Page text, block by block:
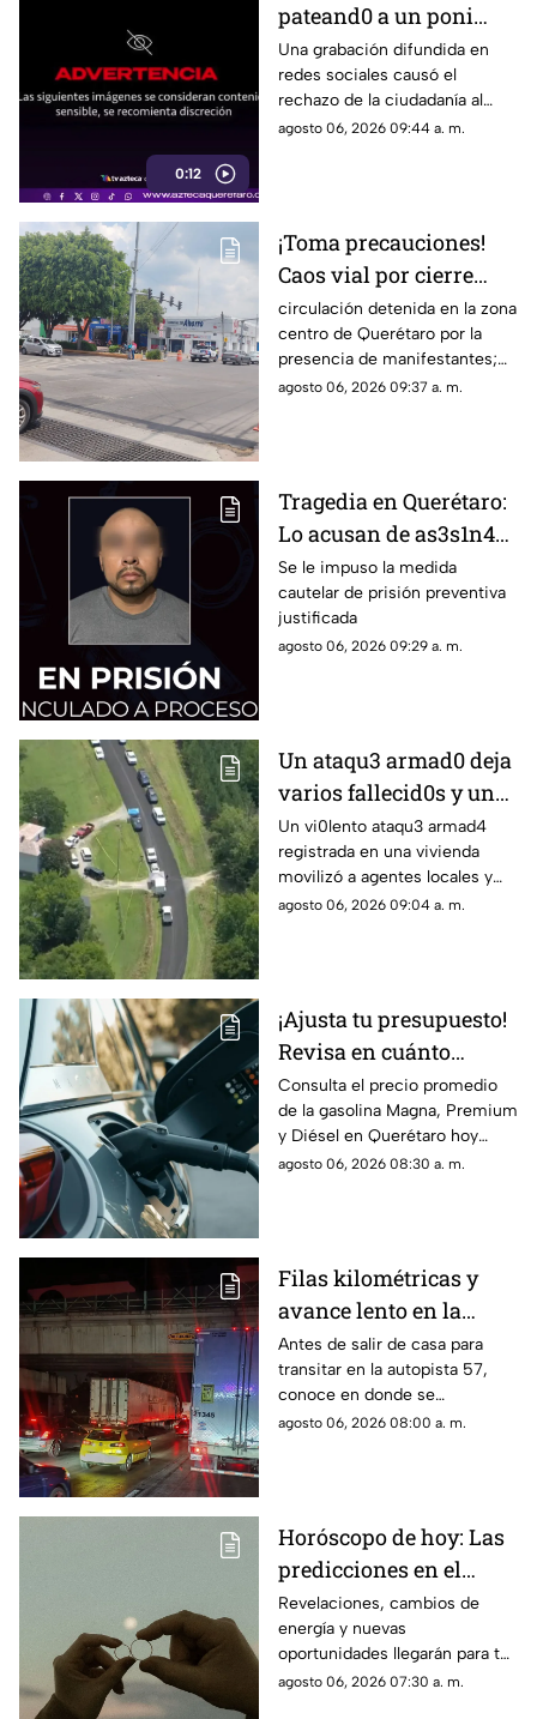
0:12
pateand0 a un poni
crea indignación en
redes
Una grabación difundida en
redes sociales causó el
rechazo de la ciudadanía al
mostrar el momento en que
agosto 06, 2026 09:44 a. m.
¡Toma precauciones!
Caos vial por cierre
total en importante
calle del Centro
Histórico de Querétaro
circulación detenida en la zona
centro de Querétaro por la
presencia de manifestantes;
Consulta las calles afectadas y
agosto 06, 2026 09:37 a. m.
Tragedia en Querétaro:
Lo acusan de as3s1n4r
al exesposo de su
pareja
Se le impuso la medida
cautelar de prisión preventiva
justificada
agosto 06, 2026 09:29 a. m.
Un ataqu3 armad0 deja
varios fallecid0s y un
herido en una
vivienda: esto es lo que
han confirmado las
autoridades
Un vi0lento ataqu3 armad4
registrada en una vivienda
movilizó a agentes locales y
estatales; se confirman varias
agosto 06, 2026 09:04 a. m.
¡Ajusta tu presupuesto!
Revisa en cuánto
amanece el litro de
gasolina este jueves
Consulta el precio promedio
de la gasolina Magna, Premium
y Diésel en Querétaro hoy
jueves 6 de agosto
agosto 06, 2026 08:30 a. m.
Filas kilométricas y
avance lento en la
autopista 57: los tramos
colapsados este jueves
6 de agosto
Antes de salir de casa para
transitar en la autopista 57,
conoce en donde se
encuentran las zonas más
agosto 06, 2026 08:00 a. m.
Horóscopo de hoy: Las
predicciones en el
amor, dinero y salud
para cada signo
Revelaciones, cambios de
energía y nuevas
oportunidades llegarán para tu
signo en el horóscopo de este
agosto 06, 2026 07:30 a. m.